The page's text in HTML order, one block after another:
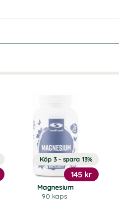
Magnesium
90 kaps
Köp 3 - spara 13%
145 kr